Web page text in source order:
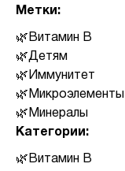
Метки:
Витамин B
Детям
Иммунитет
Микроэлементы
Минералы
Категории:
Витамин B